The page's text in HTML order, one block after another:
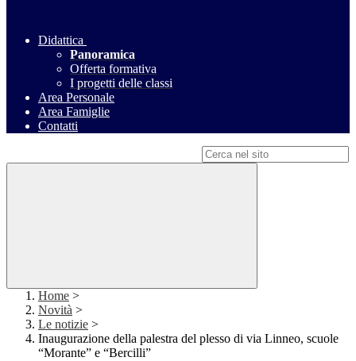
Didattica
Panoramica
Offerta formativa
I progetti delle classi
Area Personale
Area Famiglie
Contatti
Home >
Novità >
Le notizie >
Inaugurazione della palestra del plesso di via Linneo, scuole
“Morante” e “Bercilli”